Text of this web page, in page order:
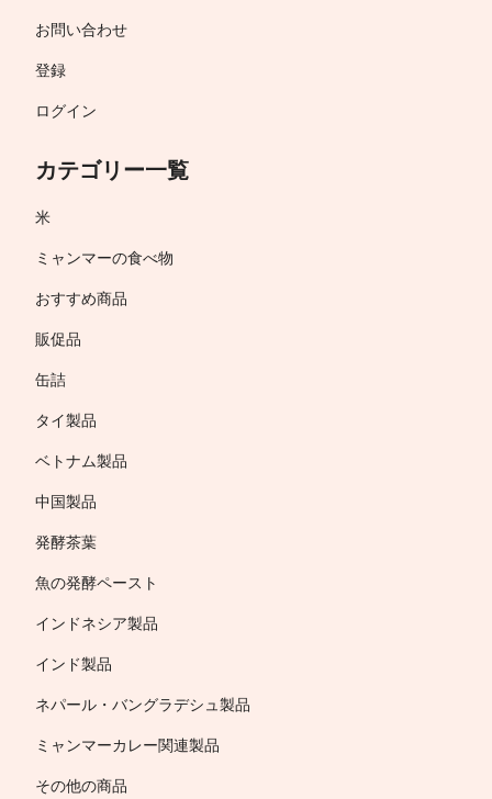
お問い合わせ
登録
ログイン
カテゴリー一覧
米
ミャンマーの食べ物
おすすめ商品
販促品
缶詰
タイ製品
ベトナム製品
中国製品
発酵茶葉
魚の発酵ペースト
インドネシア製品
インド製品
ネパール・バングラデシュ製品
ミャンマーカレー関連製品
その他の商品